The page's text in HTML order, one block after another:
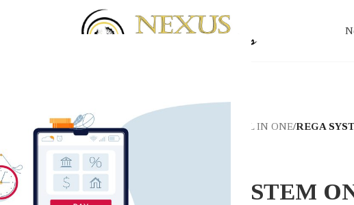
ALL IN ONE/REGA
REGA SYSTEM